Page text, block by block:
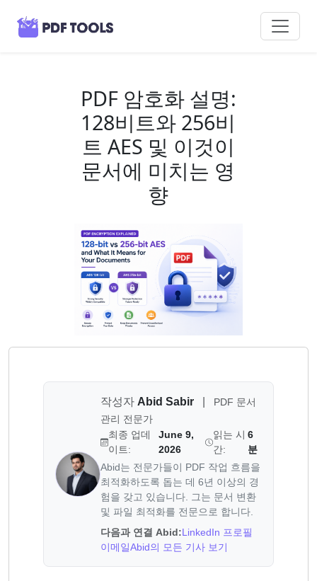
PDF 암호화 설명:
128비트와 256비
트 AES 및 이것이
문서에 미치는 영
향
작성자 Abid Sabir
PDF 문서
관리 전문가
최종 업데
이트:
June 9,
2026
읽는 시
간:
6
분
Abid는 전문가들이 PDF 작업 흐름을
최적화하도록 돕는 데 6년 이상의 경
험을 갖고 있습니다. 그는 문서 변환
및 파일 최적화를 전문으로 합니다.
다음과 연결 Abid:LinkedIn 프로필
이메일Abid의 모든 기사 보기